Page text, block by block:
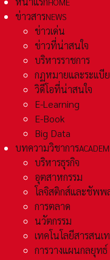
ข่าวสารNEWS
ข่าวเด่น
ข่าวที่น่าสนใจ
บริหารราชการ
กฏหมายและระเเบี
วิดีโอที่น่าสนใจ
E-Learning
E-Book
Big Data
บทความวิชาการ
บริหารธุรกิจ
อุตสาหกรรม
โลจิสติกส์และชัพพ
การตลาด
นวัตกรรม
เทคโนโลยีสารสนเ
การวางแผนกลยุทธ์